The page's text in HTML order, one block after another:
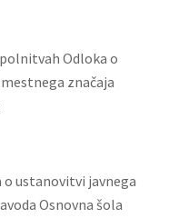
Odloka o
značaja
ustanovitvi javnega
Osnovna šola